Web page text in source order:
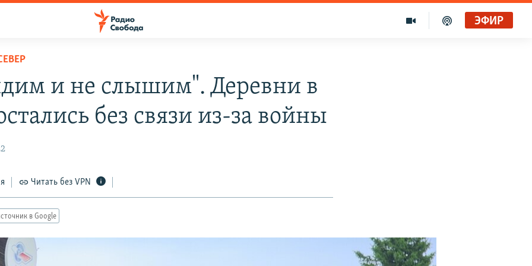
ЭФИР
и не слышим". Деревни в
без связи из-за войны
Читать без VPN
в Google